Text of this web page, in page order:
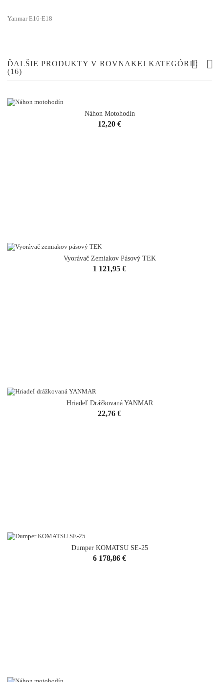
Yanmar E16-E18
ĎALŠIE PRODUKTY V ROVNAKEJ KATEGÓRII:
(16)
Náhon Motohodín
Cena
12,20 €
Vyorávač Zemiakov Pásový TEK
Cena
1 121,95 €
Hriadeľ Drážkovaná YANMAR
Cena
22,76 €
Dumper KOMATSU SE-25
Cena
6 178,86 €